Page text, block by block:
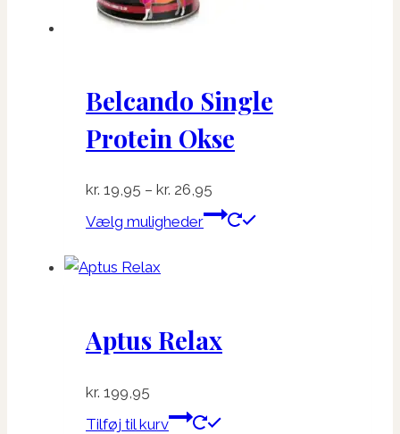
Belcando Single
Protein Okse
kr. 19,95 – kr. 26,95
kr. 19,95
Vælg muligheder
Dette
Aptus Relax
kr. 199,95
Tilføj til kurv